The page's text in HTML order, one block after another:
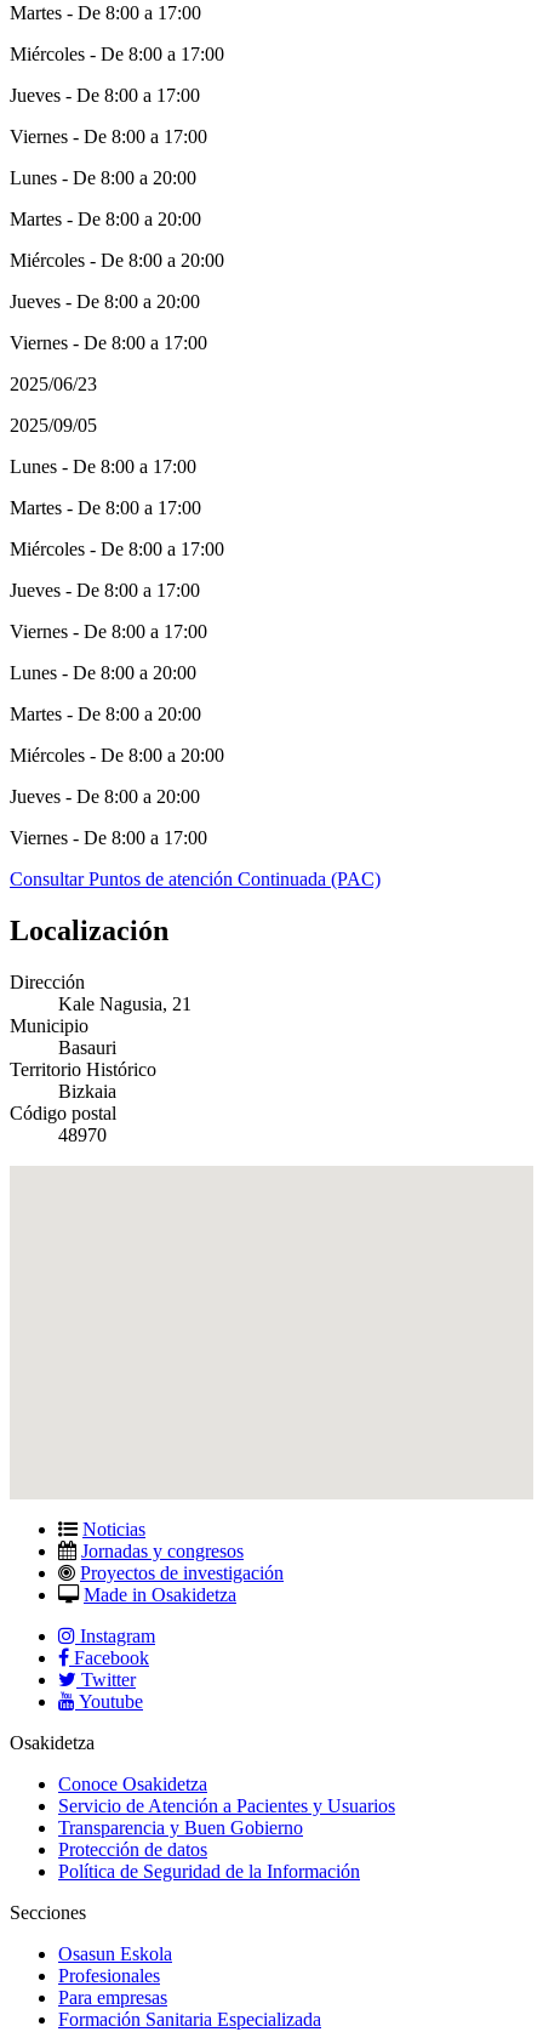
Martes - De 8:00 a 17:00
Miércoles - De 8:00 a 17:00
Jueves - De 8:00 a 17:00
Viernes - De 8:00 a 17:00
Lunes - De 8:00 a 20:00
Martes - De 8:00 a 20:00
Miércoles - De 8:00 a 20:00
Jueves - De 8:00 a 20:00
Viernes - De 8:00 a 17:00
2025/06/23
2025/09/05
Lunes - De 8:00 a 17:00
Martes - De 8:00 a 17:00
Miércoles - De 8:00 a 17:00
Jueves - De 8:00 a 17:00
Viernes - De 8:00 a 17:00
Lunes - De 8:00 a 20:00
Martes - De 8:00 a 20:00
Miércoles - De 8:00 a 20:00
Jueves - De 8:00 a 20:00
Viernes - De 8:00 a 17:00
Consultar Puntos de atención Continuada (PAC)
Localización
Dirección
Kale Nagusia, 21
Municipio
Basauri
Territorio Histórico
Bizkaia
Código postal
48970
Noticias
Jornadas y congresos
Proyectos de investigación
Made in Osakidetza
Instagram
Facebook
Twitter
Youtube
Osakidetza
Conoce Osakidetza
Servicio de Atención a Pacientes y Usuarios
Transparencia y Buen Gobierno
Protección de datos
Política de Seguridad de la Información
Secciones
Osasun Eskola
Profesionales
Para empresas
Formación Sanitaria Especializada